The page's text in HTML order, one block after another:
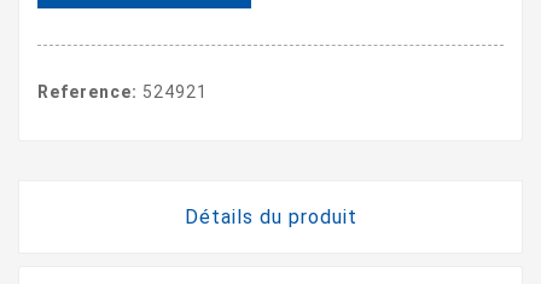
Reference: 524921
Détails du produit